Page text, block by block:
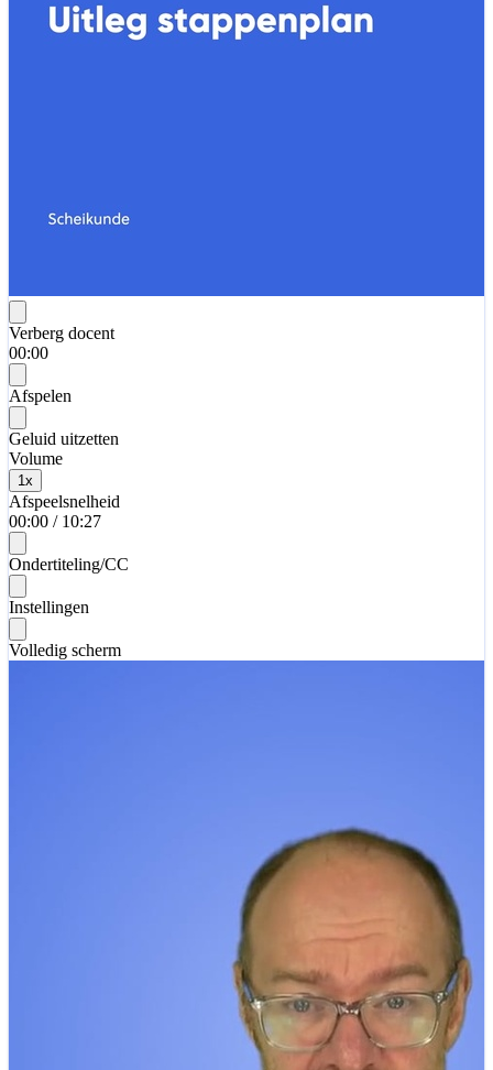
Verberg docent
00:00
Afspelen
Geluid uitzetten
Volume
1 x
Afspeelsnelheid
00:00 / 10:27
Ondertiteling/CC
Instellingen
Volledig scherm